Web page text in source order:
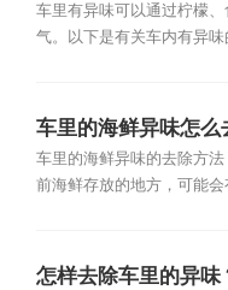
车里有异味可以通过柠檬
气。以下是有关车内有异
车里的海鲜异味怎么
车里的海鲜异味的去除方
前海鲜存放的地方，可能会
怎样去除车里的异味